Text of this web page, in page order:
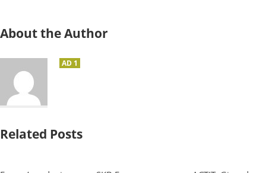
About the Author
AD 1
Related Posts